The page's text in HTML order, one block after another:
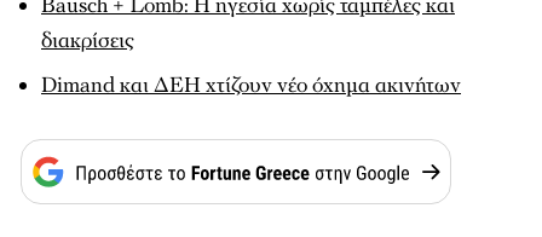
διακρίσεις
Dimand και ΔΕΗ χτίζουν νέο όχημα ακινήτων